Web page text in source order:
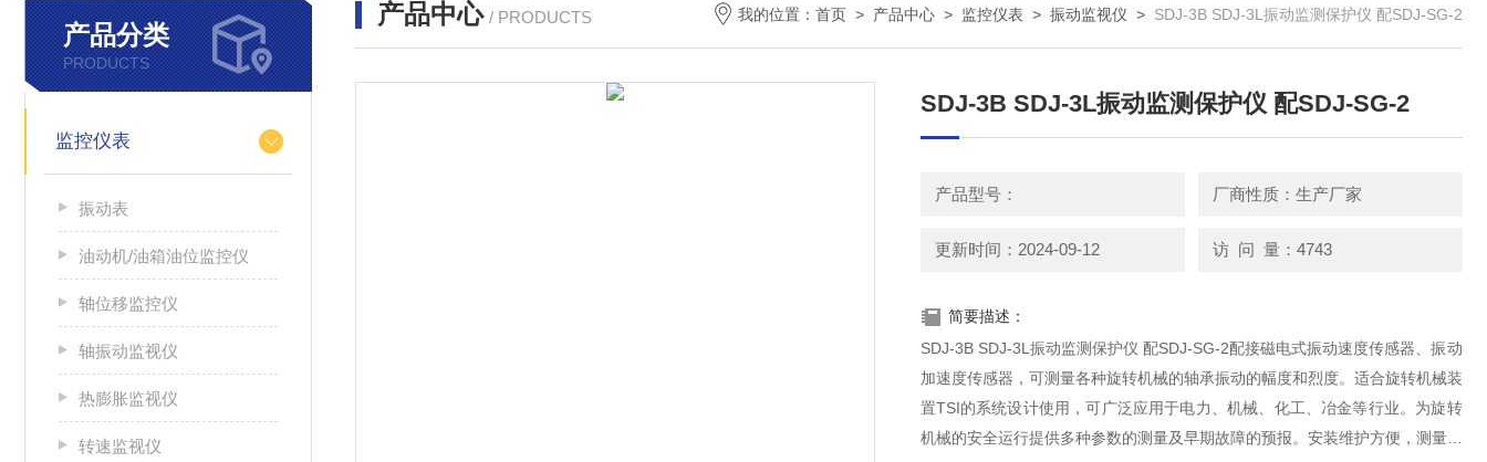
产品分类
PRODUCTS
监控仪表
振动表
油动机/油箱油位监控仪
轴位移监控仪
轴振动监视仪
热膨胀监视仪
转速监视仪
产品中心 / PRODUCTS 我的位置： 首页 > 产品中心 > 监控仪表 > 振动监视仪 > SDJ-3B SDJ-3L振动监测保护仪 配SDJ-SG-2
SDJ-3B SDJ-3L振动监测保护仪 配SDJ-SG-2
产品型号： 厂商性质：生产厂家
更新时间：2024-09-12 访 问 量：4743
简要描述：
SDJ-3B SDJ-3L振动监测保护仪 配SDJ-SG-2配接磁电式振动速度传感器、振动
加速度传感器，可测量各种旋转机械的轴承振动的幅度和烈度。适合旋转机械装
置TSI的系统设计使用，可广泛应用于电力、机械、化工、冶金等行业。为旋转
机械的安全运行提供多种参数的测量及早期故障的预报。安装维护方便，测量精